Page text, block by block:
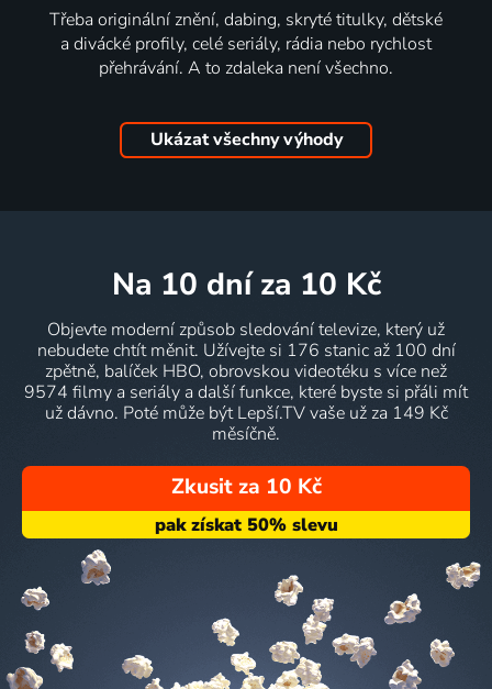
Třeba originální znění, dabing, skryté titulky, dětské
a divácké profily, celé seriály, rádia nebo rychlost
přehrávání. A to zdaleka není všechno.
Ukázat všechny výhody
na 10 dní za 10 Kč
Objevte moderní způsob sledování televize, který už
nebudete chtít měnit. Užívejte si 176 stanic až 100 dní
zpětně, balíček HBO, obrovskou videotéku s více než
9574 filmy a seriály a další funkce, které byste si přáli mít
už dávno. Poté může být Lepší.TV vaše už za 149 Kč
měsíčně.
Zkusit za 10 Kč